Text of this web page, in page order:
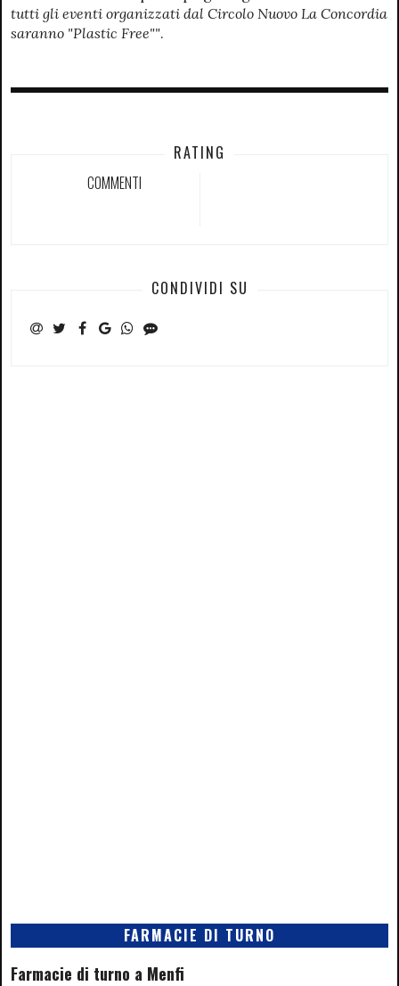
tutti gli eventi organizzati dal Circolo Nuovo La Concordia
saranno "Plastic Free"".
RATING
COMMENTI
CONDIVIDI SU
FARMACIE DI TURNO
Farmacie di turno a Menfi